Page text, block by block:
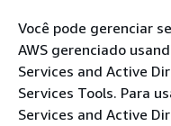
Você pode gerenciar
AWS gerenciado
Services and Active
Services Tools. Para
Services and Active